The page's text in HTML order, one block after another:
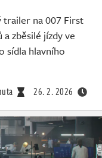
trailer na 007 First
zběsilé jízdy ve
sídla hlavního
26. 2. 2026